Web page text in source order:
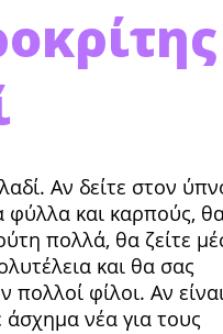
Αν δείτε στον
φύλλα και καρπούς,
πολλά, θα ζείτε
και θα σας
πολλοί φίλοι. Αν
άσχημα νέα για τους